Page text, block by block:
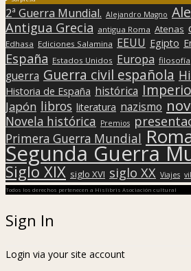
2ª Guerra Mundial. Alejandro Magno
Antigua Grecia antigua Roma Atenas
Edhasa Ediciones Salamina EEUU Egipto
España Estados Unidos Europa filosofía
guerra Guerra civil española
Historia de España histórica
Japón libros literatura nazismo
Novela histórica Premios
Primera Guerra Mundial
Segunda Guerra
Siglo XIX siglo XVI siglo XX Viajes
Todos los derechos pertenecen a Hislibris Asociación cultural
Sign In
Login via your site account